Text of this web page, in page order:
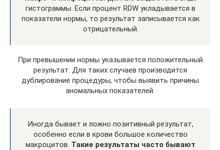
гистограммы. Если процент RDW укладывается в
показатели нормы, то результат записывается как
отрицательный.
При превышении нормы указывается положительный
результат. Для таких случаев производится
дублирование процедуры, чтобы выявить причины
аномальных показателей.
Иногда бывает и ложно позитивный результат,
особенно если в крови большое количество
макроцитов. Такие результаты часто бывают